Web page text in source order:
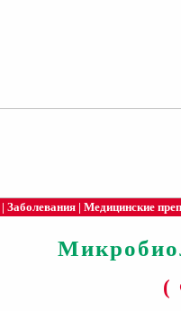
| Заболевания | Медицинские
(